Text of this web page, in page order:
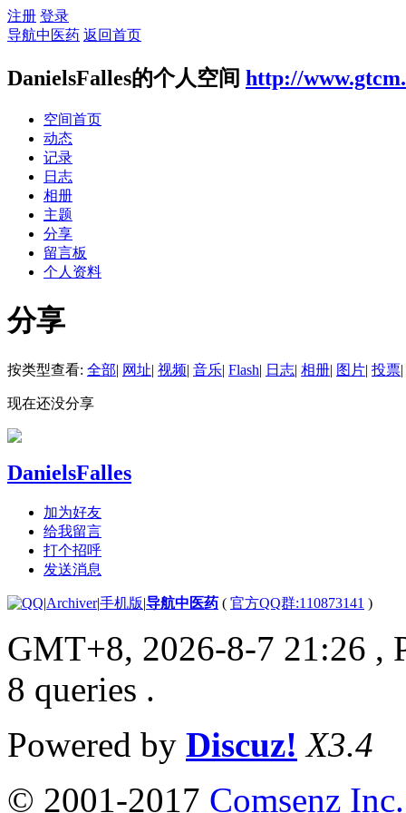
注册 登录
导航中医药 返回首页
DanielsFalles的个人空间 http://
空间首页
动态
记录
日志
相册
主题
分享
留言板
个人资料
分享
按类型查看: 全部| 网址| 视频| 音乐| Flash| 日志| 相册| 图片| 投票|
现在还没分享
DanielsFalles
加为好友
给我留言
打个招呼
发送消息
|Archiver|手机版|导航中医药 ( 官方QQ群:110873141 )
GMT+8, 2026-8-7 21:26 ,
8 queries .
Powered by Discuz! X3.4
© 2001-2017 Comsenz Inc.